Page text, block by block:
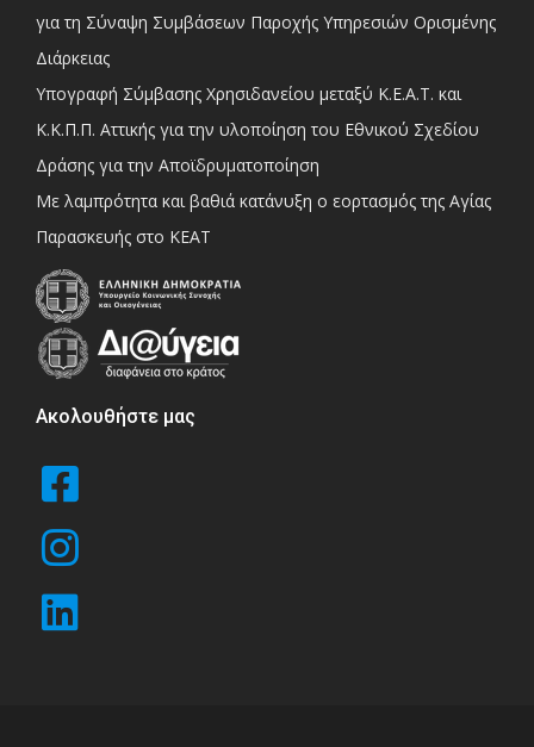
για τη Σύναψη Συμβάσεων Παροχής Υπηρεσιών Ορισμένης
Διάρκειας
Υπογραφή Σύμβασης Χρησιδανείου μεταξύ Κ.Ε.Α.Τ. και
Κ.Κ.Π.Π. Αττικής για την υλοποίηση του Εθνικού Σχεδίου
Δράσης για την Αποϊδρυματοποίηση
Με λαμπρότητα και βαθιά κατάνυξη ο εορτασμός της Αγίας
Παρασκευής στο ΚΕΑΤ
Ακολουθήστε μας